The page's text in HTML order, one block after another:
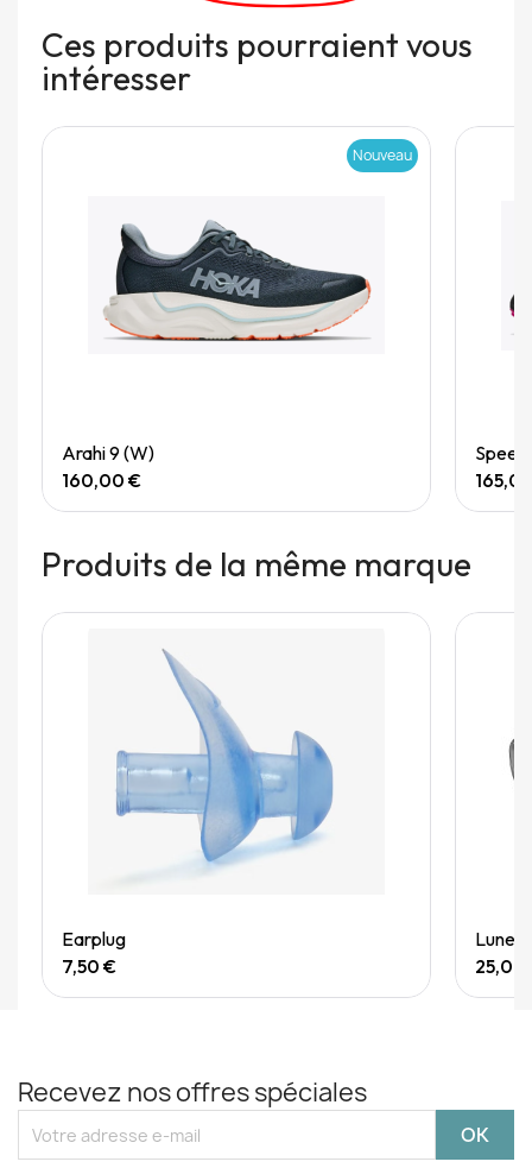
Ces produits pourraient vous
intéresser
Nouveau
Arahi 9 (W)
160,00 €
Produits de la même marque
Earplug
7,50 €
25,00
Recevez nos offres spéciales